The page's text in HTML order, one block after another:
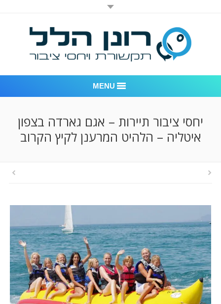
MENU
אודות החברה
המלצות
ניהול מוניטין
צור קשר
יחסי ציבור תיירות – אגם גארדה בצפון
איטליה – הלהיט המרענן לקיץ הקרוב